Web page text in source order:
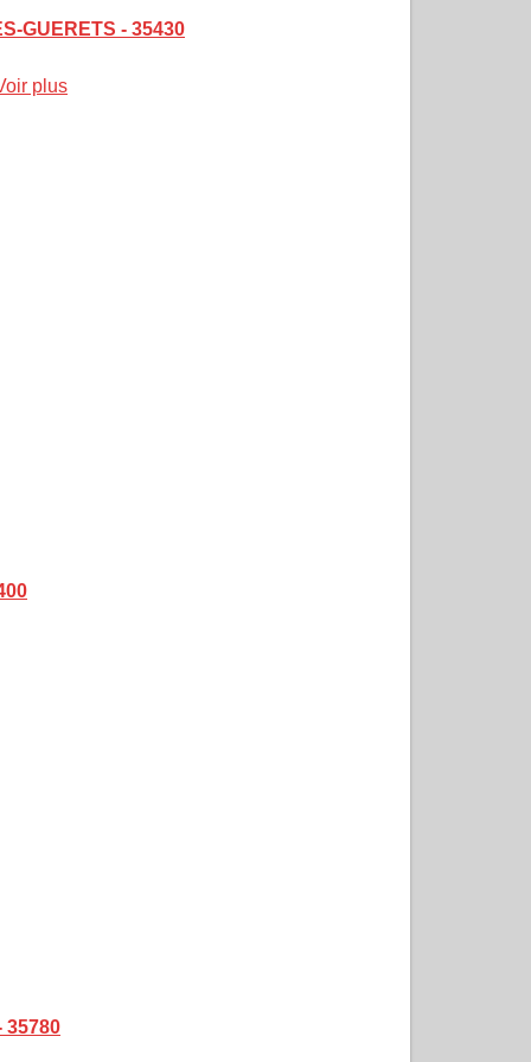
GUERETS - 35430
plus
35780